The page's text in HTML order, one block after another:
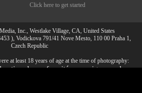
Click here to get started
Inc., Westlake Village, CA, United States
), Vodickova 791/41 Nove Mesto, 110 00 Praha 1,
Czech Republic
at least 18 years of age at the time of photography:
de conformité aux exigences de
10:00